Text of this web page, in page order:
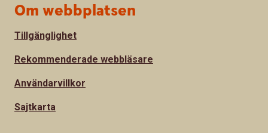
Om webbplatsen
Tillgänglighet
Rekommenderade webbläsare
Användarvillkor
Sajtkarta